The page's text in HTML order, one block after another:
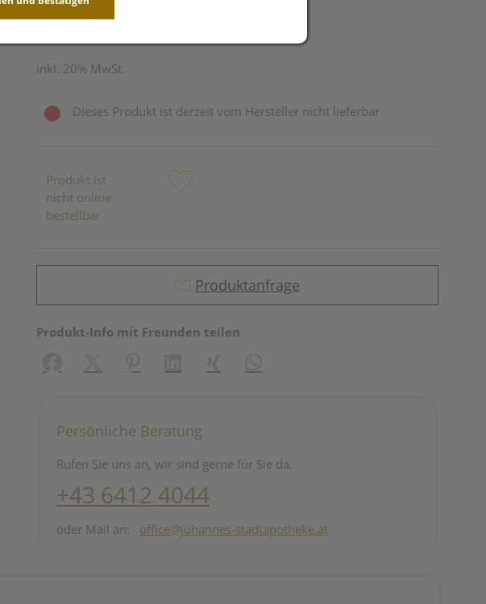
inkl. 20% MwSt.
Dieses Produkt ist derzeit vom Hersteller nicht lieferbar
Produkt ist
nicht online
bestellbar
Produktanfrage
Produkt-Info mit Freunden teilen
Persönliche Beratung
Rufen Sie uns an, wir sind gerne für Sie da.
+43 6412 4044
oder Mail an: office@johannes-stadtapotheke.at